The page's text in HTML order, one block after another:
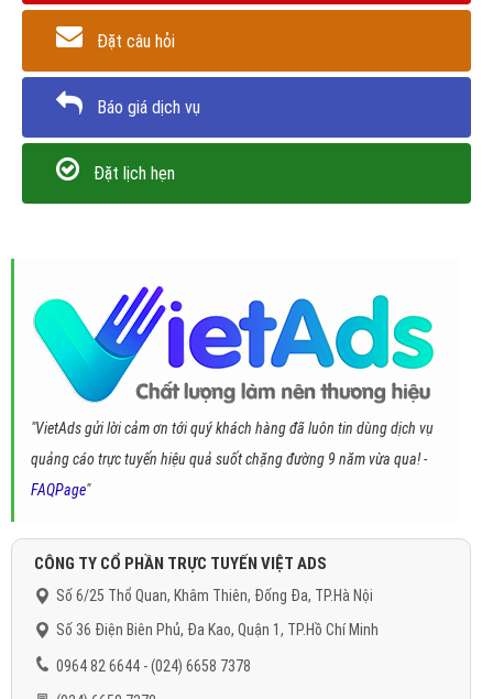
Đặt câu hỏi
Báo giá dịch vụ
Đặt lịch hẹn
"VietAds gửi lời cảm ơn tới quý khách hàng đã luôn tin dùng dịch vụ
quảng cáo trực tuyến hiệu quả suốt chặng đường 9 năm vừa qua! -
FAQPage"
CÔNG TY CỔ PHẦN TRỰC TUYẾN VIỆT ADS
Số 6/25 Thổ Quan, Khâm Thiên, Đống Đa, TP.Hà Nội
Số 36 Điện Biên Phủ, Đa Kao, Quận 1, TP.Hồ Chí Minh
0964 82 6644 - (024) 6658 7378